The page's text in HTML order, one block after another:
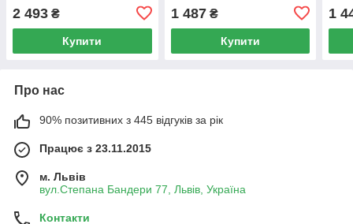
2 493 ₴
Купити
1 487₴
Купити
1
Про нас
90% позитивних з 445 відгуків за рік
Працює з 23.11.2015
м. Львів
вул.Степана Бандери 77, Львів, Україна
Контакти